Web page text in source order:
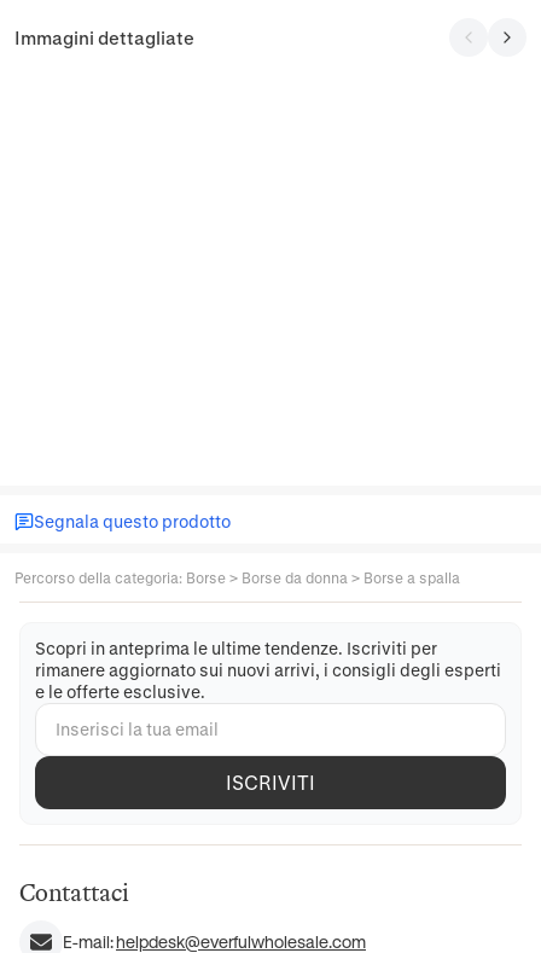
Immagini dettagliate
Segnala questo prodotto
Percorso della categoria: Borse > Borse da donna > Borse a spalla
Scopri in anteprima le ultime tendenze. Iscriviti per
rimanere aggiornato sui nuovi arrivi, i consigli degli esperti
e le offerte esclusive.
ISCRIVITI
Contattaci
E-mail:helpdesk@everfulwholesale.com